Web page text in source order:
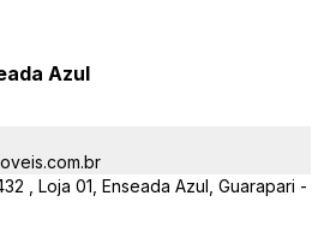
Azul
, Loja 01, Enseada Azul, Guarapari -